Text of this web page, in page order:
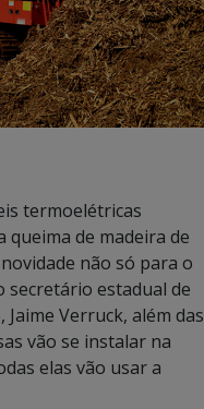
termoelétricas
de madeira de
não só para o
secretário estadual de
Verruck, além das
vão se instalar na
elas vão usar a